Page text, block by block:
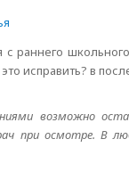
с раннего
исправить? в
возможно
при осмотре. В